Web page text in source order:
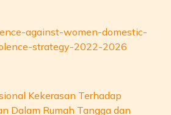
against-women-domestic-
strategy-2022-2026
Kekerasan Terhadap
Dalam Rumah Tangga dan